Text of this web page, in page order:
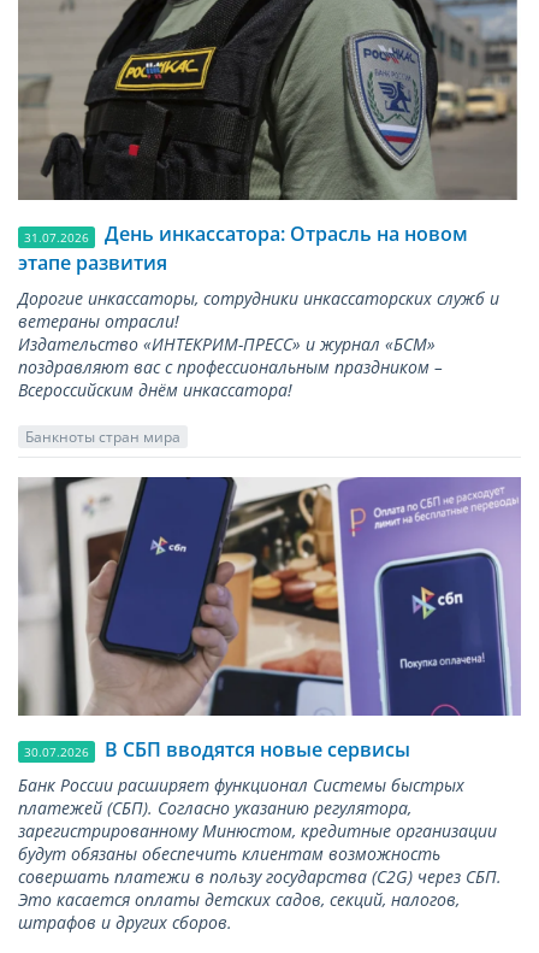
31.07.2026
День инкассатора: Отрасль на новом
этапе развития
Дорогие инкассаторы, сотрудники инкассаторских служб и
ветераны отрасли!
Издательство «ИНТЕКРИМ-ПРЕСС» и журнал «БСМ»
поздравляют вас с профессиональным праздником –
Всероссийским днём инкассатора!
Банкноты стран мира
30.07.2026 В СБП вводятся новые сервисы
Банк России расширяет функционал Системы быстрых
платежей (СБП). Согласно указанию регулятора,
зарегистрированному Минюстом, кредитные организации
будут обязаны обеспечить клиентам возможность
совершать платежи в пользу государства (С2G) через СБП.
Это касается оплаты детских садов, секций, налогов,
штрафов и других сборов.